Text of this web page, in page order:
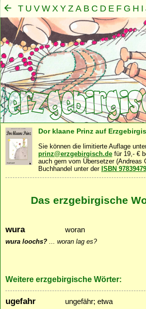
T U V W X Y Z A B C D E F G H I
Q R S
Mensch·Seele·Geist·Familie·
Dor klaane Prinz auf
Sie können die limitierte Auflage
prinz@erzgebirgisch.de für 19,- €
auch gern vom Übersetzer (Andreas
Buchhandel unter der ISBN
Das erzgebirgische
wura woran
wura loochs? ... woran lag es?
Weitere erzgebirgische Wörter:
ugefahr ungefähr; etwa